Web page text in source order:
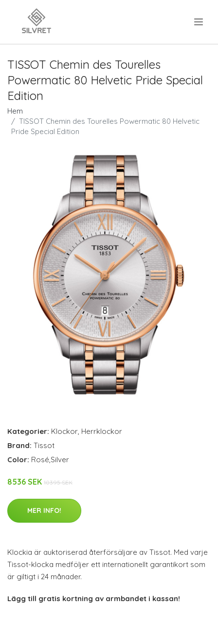
TISSOT Chemin des Tourelles
Powermatic 80 Helvetic Pride Special
Edition
Hem
TISSOT Chemin des Tourelles Powermatic 80 Helvetic
Pride Special Edition
Kategorier: Klockor, Herrklockor
Brand: Tissot
Color: Rosé,Silver
8536 SEK 10395 SEK
MER INFO!
Klockia är auktoriserad återförsäljare av Tissot. Med varje
Tissot-klocka medföljer ett internationellt garantikort som
är giltigt i 24 månader.
Lägg till gratis kortning av armbandet i kassan!